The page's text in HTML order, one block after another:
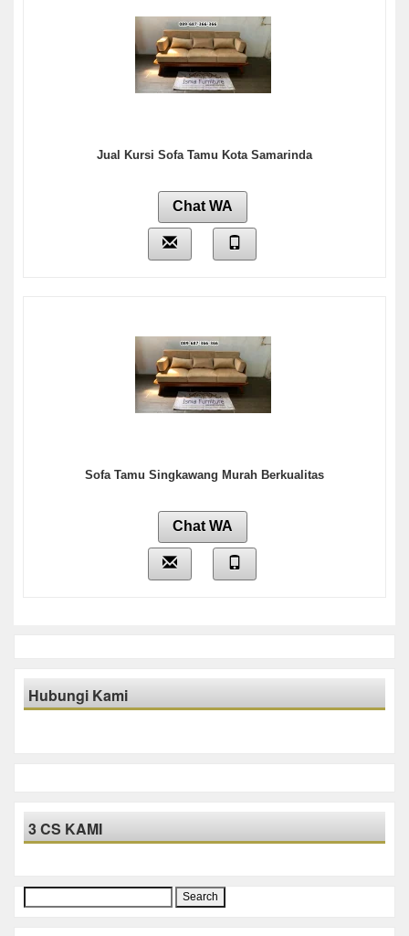
Jual Kursi Sofa Tamu Kota Samarinda
Chat WA
Sofa Tamu Singkawang Murah Berkualitas
Chat WA
Hubungi Kami
3 CS KAMI
for: